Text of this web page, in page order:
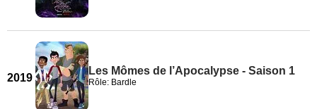
2019
Les Mômes de l’Apocalypse - Saison 1
Rôle: Bardle